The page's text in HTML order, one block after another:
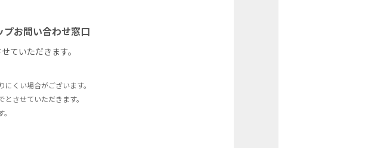
お問い合わせ窓口
ていただきます。
くい場合がございます。
させていただきます。